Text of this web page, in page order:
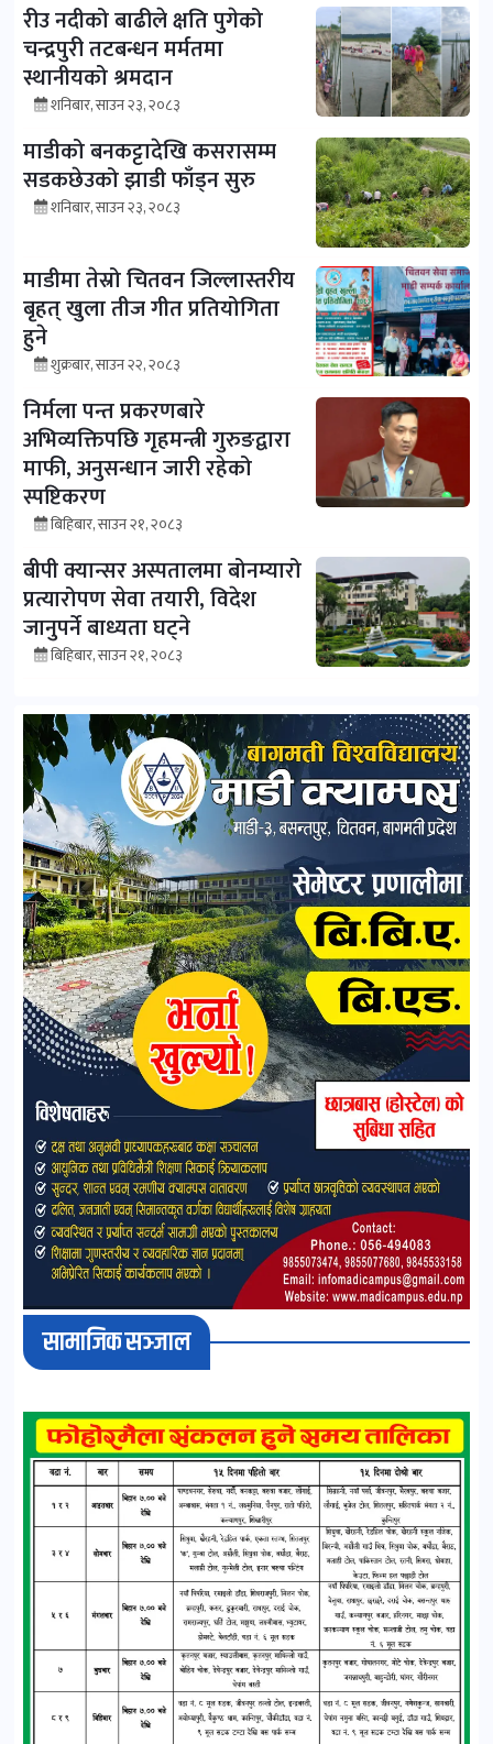
रीउ नदीको बाढीले क्षति पुगेको
चन्द्रपुरी तटबन्धन मर्मतमा
स्थानीयको श्रमदान
शनिबार, साउन २३, २०८३
माडीको बनकट्टादेखि कसरासम्म
सडकछेउको झाडी फाँड्न सुरु
शनिबार, साउन २३, २०८३
माडीमा तेस्रो चितवन जिल्लास्तरीय
बृहत् खुला तीज गीत प्रतियोगिता
हुने
शुक्रबार, साउन २२, २०८३
निर्मला पन्त प्रकरणबारे
अभिव्यक्तिपछि गृहमन्त्री गुरुङद्वारा
माफी, अनुसन्धान जारी रहेको
स्पष्टिकरण
बिहिबार, साउन २१, २०८३
बीपी क्यान्सर अस्पतालमा बोनम्यारो
प्रत्यारोपण सेवा तयारी, विदेश
जानुपर्ने बाध्यता घट्ने
बिहिबार, साउन २१, २०८३
सामाजिक सञ्जाल